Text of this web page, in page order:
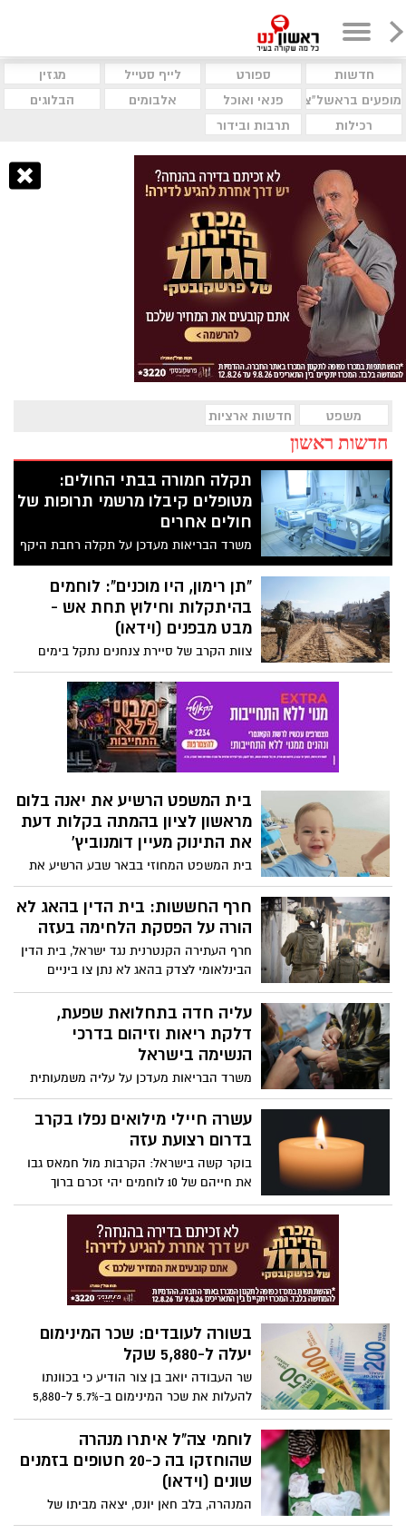
חדשות ספורט לייף סטייל
מגזין
מופעים בראשל"צ
פנאי ואוכל אלבומים
הבלוגים
רכילות
תרבות ובידור
משפט חדשות ארציות
חדשות ראשון
תקלה חמורה בבתי החולים:
מטופלים קיבלו מרשמי תרופות של
חולים אחרים
משרד הבריאות מעדכן על תקלה רחבת היקף
במערכת המחשבים שמשרתת את בתי
החולים הממשלתיים ואת בתי החולים של
כללית. על פי ההערכות עשרות קיבלו מרשמי
תרופות שגויים - אך ייתכן שההיקף רחב
הרבה יותר: "לא ברור אם מדובר בפריצת
סייבר, אך זה נמצא בבדיקה"
"תן רימון, היו מוכנים": לוחמים
בהיתקלות וחילוץ תחת אש -
מבט מבפנים (וידאו)
צוות הקרב של סיירת צנחנים נתקל בימים
האחרונים במחבלים וחילץ תחת אש לוחמים
ופצעים שנלכדו. תיעוד מהקרב בו נפל אוריאל
סילברמן ז"ל
בית המשפט הרשיע את יאנה בלום
מראשון לציון בהמתה בקלות דעת
את התינוק מעיין דומנוביץ'
בית המשפט המחוזי בבאר שבע הרשיע את
יאנה בלום מראשון לציון בהמתה בקלות דעת,
נהיגה בשכרות ועוד, לאחר שגרמה לתאונת
דרכים קטלנית במהלך יום העצמאות האחרון.
וזוג הורים ושלושת ילדיהם הקטנים נפצעו
חרף החששות: בית הדין בהאג לא
הורה על הפסקת הלחימה בעזה
חרף העתירה הקנטרנית נגד ישראל, בית הדין
הבינלאומי לצדק בהאג לא נתן צו ביניים
לעצירת המלחמה. עם זאת בית הדין החליט
להחיל תשעה סעדים זמניים בסוגיות
הומניטריות.
עליה חדה בתחלואת שפעת,
דלקת ריאות וזיהום בדרכי
הנשימה בישראל
משרד הבריאות מעדכן על עליה משמעותית
בתחלואה בשפעת ותחלואה בדרכי הנשימה
בכל רחבי הארץ. על פי נתוני משרד הבריאות,
מאות מאושפזים בבתי החולים
עשרה חיילי מילואים נפלו בקרב
בדרום רצועת עזה
בוקר קשה בישראל: הקרבות מול חמאס גבו
את חייהם של 10 לוחמים יהי זכרם ברוך
בשורה לעובדים: שכר המינימום
יעלה ל-5,880 שקל
שר העבודה יואב בן צור הודיע כי בכוונתו
להעלות את שכר המינימום ב-5.7% ל-5,880
שקל מאפריל הקרוב. "יוקר המחיה מאמיר
לשחקים ואנחנו חייבים להתאים את
משכורתם של העובדים בהתאם"
לוחמי צה"ל איתרו מנהרה
שהוחזקו בה כ-20 חטופים בזמנים
שונים (וידאו)
המנהרה, בלב חאן יונס, יצאה מביתו של
מחבל בארגון הטרור חמאס ואורכה הגיע